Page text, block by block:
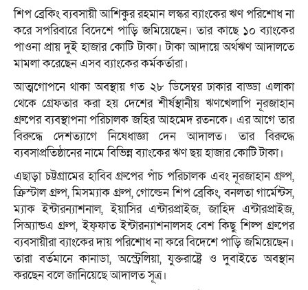
শিপ ব্রেকিং ব্যবসায়ী আশিকুর রহমান লস্কর ব্যাংকের ঋণ পরিশোধ না
করে সপরিবারে বিদেশে পাড়ি জমিয়েছেন। তার কাছে ১০ ব্যাংকের
পাওনা প্রায় দুই হাজার কোটি টাকা। টাকা আদায়ে অর্থঋণ আদালতে
মামলা করেছেন এসব ব্যাংকের কর্মকর্তারা।
আত্মগোপনে থাকা অবস্থায় গত ২৮ ডিসেম্বর ঢাকার বাড্ডা এলাকা
থেকে গ্রেফতার করা হয় দেশের শীর্ষস্থানীয় ঋণখেলাপি নূরজাহান
গ্রুপের ব্যবস্থাপনা পরিচালক জহির আহমেদ রতনকে। এর আগে তার
বিরুদ্ধে দেশত্যাগে নিষেধাজ্ঞা দেন আদালত। তার বিরুদ্ধে
ব্যবসাপ্রতিষ্ঠানের নামে বিভিন্ন ব্যাংকের ঋণ ছয় হাজার কোটি টাকা।
এছাড়া চট্টগ্রামের হাবিব গ্রুপের পাঁচ পরিচালক এবং নূরজাহান গ্রুপ,
ক্রিস্টাল গ্রুপ, মিসম্যাক গ্রুপ, গোল্ডেন শিপ ব্রেকিং, বনলতা গার্মেন্টস,
ম্যাক ইন্টারন্যাশনাল, ইয়াসির এন্টারপ্রাইজ, জাহিদ এন্টারপ্রাইজ,
সিঅ্যান্ডএ গ্রুপ, ইফ্ফাত ইন্টারন্যাশনালসহ বেশ কিছু শিল্প গ্রুপের
ব্যবসায়ীরা ব্যাংকের দায় পরিশোধ না করে বিদেশে পাড়ি জমিয়েছেন।
তারা বর্তমানে কানাডা, অস্ট্রেলিয়া, যুক্তরাষ্ট্রে ও দুবাইতে অবস্থান
করছেন বলে জানিয়েছে আদালত সূত্র।